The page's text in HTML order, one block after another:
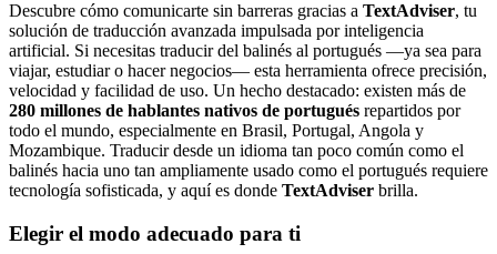
Descubre cómo comunicarte sin barreras gracias a TextAdviser, tu
solución de traducción avanzada impulsada por inteligencia
artificial. Si necesitas traducir del balinés al portugués —ya sea para
viajar, estudiar o hacer negocios— esta herramienta ofrece precisión,
velocidad y facilidad de uso. Un hecho destacado: existen más de
280 millones de hablantes nativos de portugués repartidos por
todo el mundo, especialmente en Brasil, Portugal, Angola y
Mozambique. Traducir desde un idioma tan poco común como el
balinés hacia uno tan ampliamente usado como el portugués requiere
tecnología sofisticada, y aquí es donde TextAdviser brilla.
Elegir el modo adecuado para ti